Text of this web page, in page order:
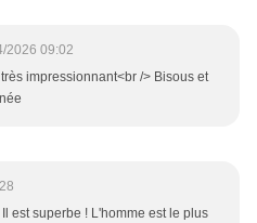
2026 09:02
très impressionnant<br /> Bisous et
est superbe ! L'homme est le plus